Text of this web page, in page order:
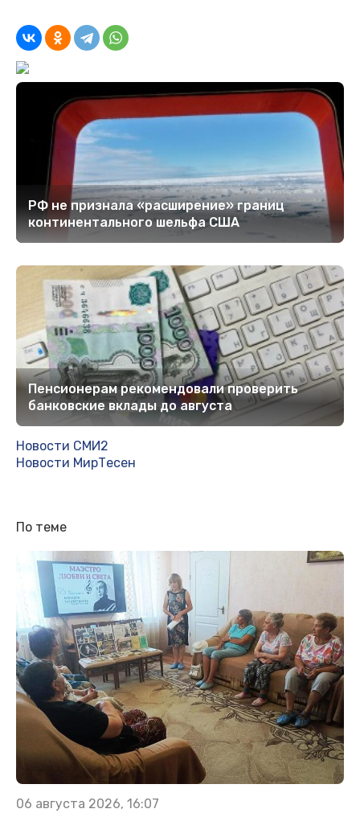
РФ не признала «расширение» границ
континентального шельфа США
Пенсионерам рекомендовали проверить
банковские вклады до августа
Новости СМИ2
Новости МирТесен
По теме
06 августа 2026, 16:07